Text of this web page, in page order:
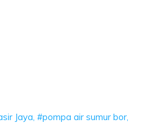
Jaya, #pompa air sumur bor,